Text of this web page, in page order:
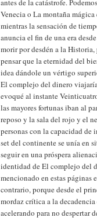
antes de la catástrofe.
Venecia o La montaña
mientras la sensación de
anuncia el fin de una era
morir por desdén a la
pensar que la eternidad del
idea dándole un vértigo
El complejo del dinero
evoqué al instante
las mayores fortunas iban al
reposo y la sala del rojo y el
personas con la capacidad de
set del continente se unía en
seguir en una próspera
identidad de El complejo del
mencionado en estas páginas
contrario, porque desde el
mordaz crítica a la
acelerando para no despertar